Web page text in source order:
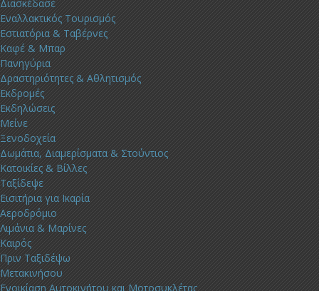
Διασκέδασε
Εναλλακτικός Τουρισμός
Εστιατόρια & Ταβέρνες
Καφέ & Μπαρ
Πανηγύρια
Δραστηριότητες & Αθλητισμός
Εκδρομές
Εκδηλώσεις
Μείνε
Ξενοδοχεία
Δωμάτια, Διαμερίσματα & Στούντιος
Κατοικίες & Βίλλες
Ταξίδεψε
Εισιτήρια για Ικαρία
Αεροδρόμιο
Λιμάνια & Μαρίνες
Καιρός
Πριν Ταξιδέψω
Μετακινήσου
Ενοικίαση Αυτοκινήτου και Μοτοσυκλέτας